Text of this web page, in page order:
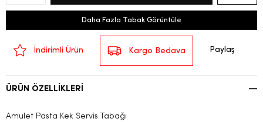
Daha Fazla Tabak Görüntüle
İndirimli Ürün Kargo Bedava Paylaş
ÜRÜN ÖZELLIKLERI
Amulet Pasta Kek Servis Tabağı